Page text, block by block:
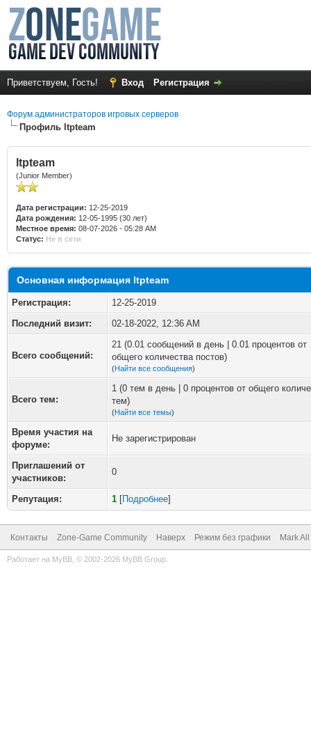
Приветствуем, Гость! Вход Регистрация
Форум администраторов игровых серверов
Профиль ltpteam
ltpteam
(Junior Member)
Дата регистрации: 12-25-2019
Дата рождения: 12-05-1995 (30 лет)
Местное время: 08-07-2026 - 05:28 AM
Статус: Не в сети
Основная информация ltpteam
Регистрация:
12-25-2019
Последний визит:
02-18-2022, 12:36 AM
Всего сообщений:
21 (0.01 сообщений в день | 0.01 процентов от
общего количества постов)
(Найти все сообщения)
Всего тем:
1 (0 тем в день | 0 процентов от общего
тем)
(Найти все темы)
Время участия на
форуме:
Не зарегистрирован
Приглашений от
участников:
0
Репутация: 1 [Подробнее]
Контакты Zone-Game Community Наверх Режим без графики Mark
Работает на MyBB , © 2002-2026 MyBB Group